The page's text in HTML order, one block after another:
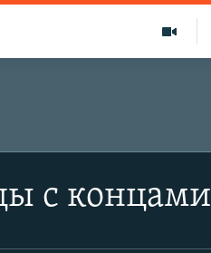
с концами